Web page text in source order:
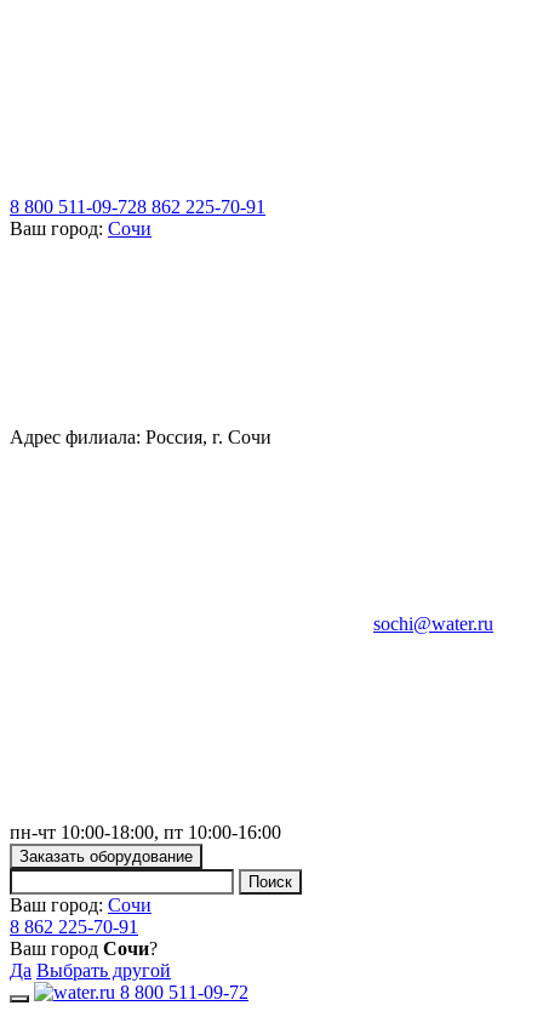
8 800 511-09-728 862 225-70-91
Ваш город: Сочи
Адрес филиала: Россия, г. Сочи
sochi@water.ru
пн-чт 10:00-18:00, пт 10:00-16:00
Заказать оборудование
Ваш город: Сочи
8 862 225-70-91
Ваш город Сочи?
Да Выбрать другой
Toggle navigation
8 800 511-09-72